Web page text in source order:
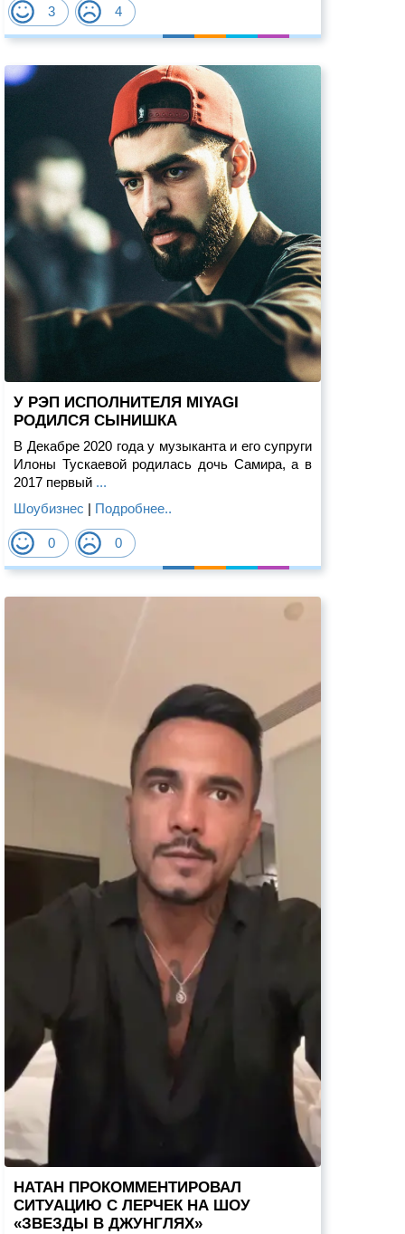
3 4
У РЭП ИСПОЛНИТЕЛЯ MIYAGI
РОДИЛСЯ СЫНИШКА
В Декабре 2020 года у музыканта и его супруги
Илоны Тускаевой родилась дочь Самира, а в
2017 первый ...
Шоубизнес | Подробнее..
0 0
НАТАН ПРОКОММЕНТИРОВАЛ
СИТУАЦИЮ С ЛЕРЧЕК НА ШОУ
«ЗВЕЗДЫ В ДЖУНГЛЯХ»